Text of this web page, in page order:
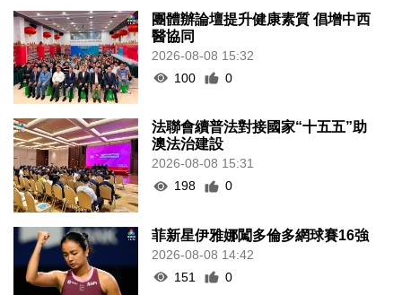
團體辦論壇提升健康素質 倡增中西
醫協同
2026-08-08 15:32
100
0
法聯會續普法對接國家“十五五”助
澳法治建設
2026-08-08 15:31
198
0
菲新星伊雅娜闖多倫多網球賽16強
2026-08-08 14:42
151
0